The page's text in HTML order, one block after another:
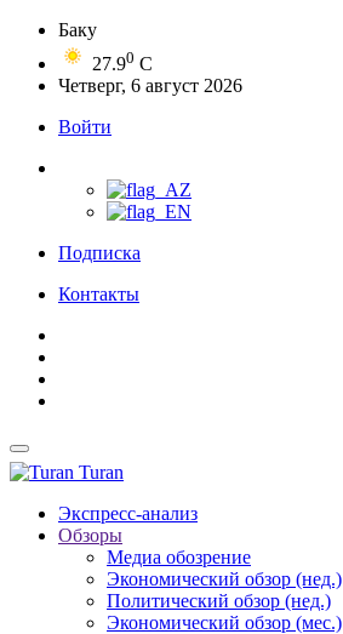
Баку
27.90 C
Четверг, 6 август 2026
Войти
Подписка
Контакты
Turan
Экспресс-анализ
Обзоры
Медиа обозрение
Экономический обзор (нед.)
Политический обзор (нед.)
Экономический обзор (мес.)